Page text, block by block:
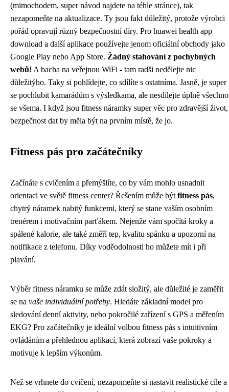
(mimochodem, super návod najdete na téhle stránce), tak
nezapomeňte na aktualizace. Ty jsou fakt důležitý, protože výrobci
pořád opravují různý bezpečnostní díry. Pro huawei health app
download a další aplikace používejte jenom oficiální obchody jako
Google Play nebo App Store. Žádný stahování z pochybných
webů! A bacha na veřejnou WiFi - tam radši nedělejte nic
důležitýho. Taky si pohlídejte, co sdílíte s ostatníma. Jasně, je super
se pochlubit kamarádům s výsledkama, ale nesdílejte úplně všechno
se všema. I když jsou fitness náramky super věc pro zdravější život,
bezpečnost dat by měla být na prvním místě, že jo.
Fitness pás pro začátečníky
Začínáte s cvičením a přemýšlíte, co by vám mohlo usnadnit
orientaci ve světě fitness center? Řešením může být fitness pás,
chytrý náramek nabitý funkcemi, který se stane vaším osobním
trenérem i motivačním parťákem. Nejenže vám spočítá kroky a
spálené kalorie, ale také změří tep, kvalitu spánku a upozorní na
notifikace z telefonu. Díky voděodolnosti ho můžete mít i při
plavání.
Výběr fitness náramku se může zdát složitý, ale důležité je zaměřit
se na vaše individuální potřeby. Hledáte základní model pro
sledování denní aktivity, nebo pokročilé zařízení s GPS a měřením
EKG? Pro začátečníky je ideální volbou fitness pás s intuitivním
ovládáním a přehlednou aplikací, která zobrazí vaše pokroky a
motivuje k lepším výkonům.
Než se vrhnete do cvičení, nezapomeňte si nastavit realistické cíle a